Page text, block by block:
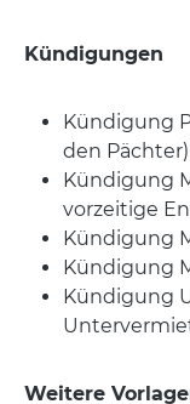
Kündigungen
Kündigung
den Pächter)
Kündigung
vorzeitige
Kündigung
Kündigung
Kündigung
Weitere